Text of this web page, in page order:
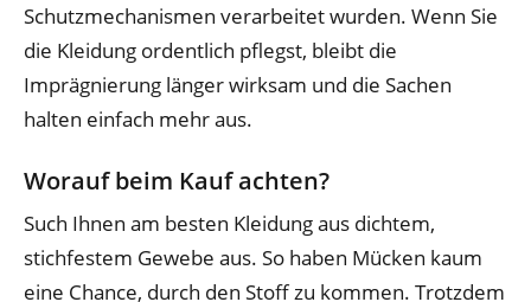
Schutzmechanismen verarbeitet wurden. Wenn Sie
die Kleidung ordentlich pflegst, bleibt die
Imprägnierung länger wirksam und die Sachen
halten einfach mehr aus.
Worauf beim Kauf achten?
Such Ihnen am besten Kleidung aus dichtem,
stichfestem Gewebe aus. So haben Mücken kaum
eine Chance, durch den Stoff zu kommen. Trotzdem